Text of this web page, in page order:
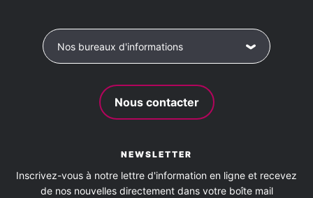
12h00 à 14h00 et 18h30 à
21h30
Nos bureaux d'informations
Nous contacter
NEWSLETTER
Inscrivez-vous à notre lettre d'information en ligne et recevez
de nos nouvelles directement dans votre boîte mail